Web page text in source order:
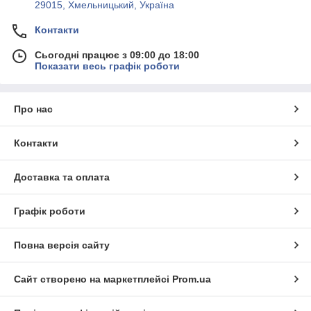
29015, Хмельницький, Україна
Контакти
Сьогодні працює з 09:00 до 18:00
Показати весь графік роботи
Про нас
Контакти
Доставка та оплата
Графік роботи
Повна версія сайту
Сайт створено на маркетплейсі Prom.ua